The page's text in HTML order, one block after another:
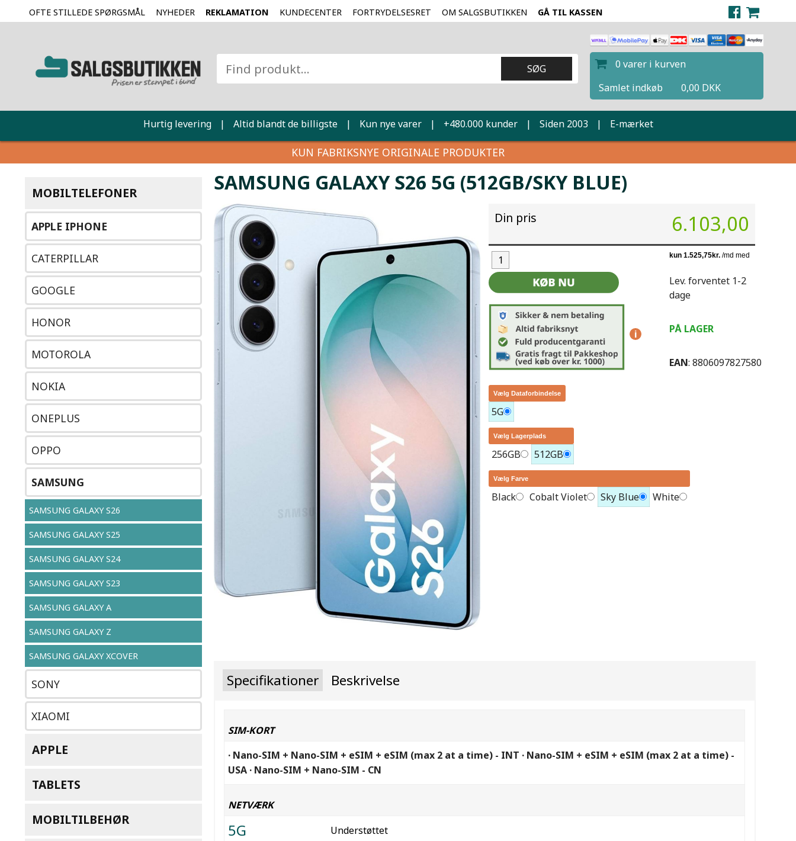
OFTE STILLEDE SPØRGSMÅL NYHEDER REKLAMATION KUNDECENTER FORTRYDELSESRET OM SALGSBUTIKKEN GÅ TIL KASSEN
0 varer i kurven
Samlet indkøb
0,00 DKK
Hurtig levering | Altid blandt de billigste | Kun nye varer | +480.000 kunder | Siden 2003 | E-mærket
KUN FABRIKSNYE ORIGINALE PRODUKTER
MOBILTELEFONER
APPLE IPHONE
CATERPILLAR
GOOGLE
HONOR
MOTOROLA
NOKIA
ONEPLUS
OPPO
SAMSUNG
SAMSUNG GALAXY S26
SAMSUNG GALAXY S25
SAMSUNG GALAXY S24
SAMSUNG GALAXY S23
SAMSUNG GALAXY A
SAMSUNG GALAXY Z
SAMSUNG GALAXY XCOVER
SONY
XIAOMI
APPLE
TABLETS
MOBILTILBEHØR
SAMSUNG GALAXY S26 5G (512GB/SKY BLUE)
Din pris 6.103,00
i
Lev. forventet 1-2
dage
PÅ LAGER
EAN: 8806097827580
Vælg Dataforbindelse
5G
Vælg Lagerplads
256GB 512GB
Vælg Farve
Black Cobalt Violet Sky Blue White
Specifikationer Beskrivelse
SIM-KORT
· Nano-SIM + Nano-SIM + eSIM + eSIM (max 2 at a time) - INT · Nano-SIM + eSIM + eSIM (max 2 at a time) -
USA · Nano-SIM + Nano-SIM - CN
NETVÆRK
5G Understøttet